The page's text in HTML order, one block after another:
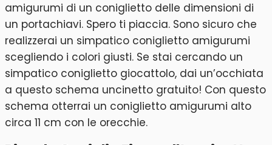
amigurumi di un coniglietto delle dimensioni di
un portachiavi. Spero ti piaccia. Sono sicuro che
realizzerai un simpatico coniglietto amigurumi
scegliendo i colori giusti. Se stai cercando un
simpatico coniglietto giocattolo, dai un’occhiata
a questo schema uncinetto gratuito! Con questo
schema otterrai un coniglietto amigurumi alto
circa 11 cm con le orecchie.